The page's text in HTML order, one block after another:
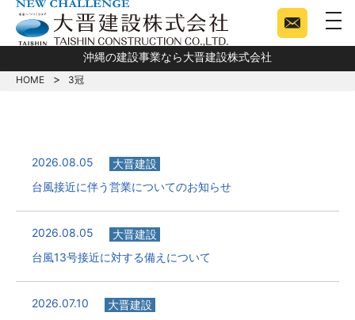
沖縄の建設事業なら大晋建設株式会社
HOME 3冠
2026.08.05
大晋建設
台風接近に伴う営業についてのお知らせ
2026.08.05
大晋建設
台風13号接近に対する備えについて
2026.07.10
大晋建設